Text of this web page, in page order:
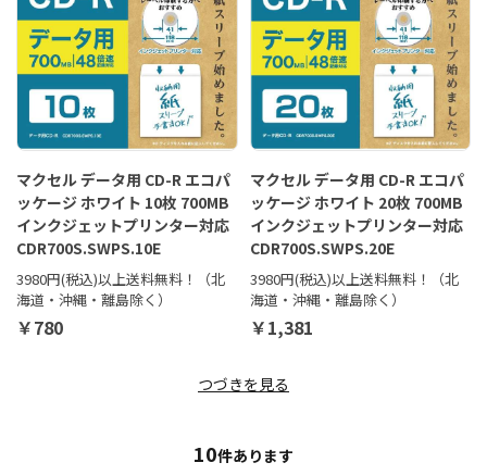
マクセル データ用 CD-R エコパ
ッケージ ホワイト 10枚 700MB
インクジェットプリンター対応
CDR700S.SWPS.10E
3980円(税込)以上送料無料！（北
海道・沖縄・離島除く）
￥780
マクセル データ用 CD-R エコパ
ッケージ ホワイト 20枚 700MB
インクジェットプリンター対応
CDR700S.SWPS.20E
3980円(税込)以上送料無料！（北
海道・沖縄・離島除く）
￥1,381
つづきを見る
10件あります